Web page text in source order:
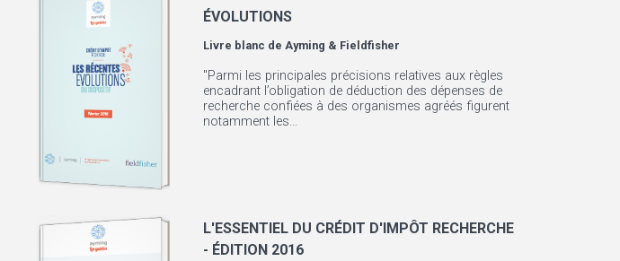
ÉVOLUTIONS
Livre blanc de Ayming & Fieldfisher
"Parmi les principales précisions relatives aux règles
encadrant l’obligation de déduction des dépenses de
recherche confiées à des organismes agréés figurent
notamment les...
L'ESSENTIEL DU CRÉDIT D'IMPÔT RECHERCHE
- ÉDITION 2016